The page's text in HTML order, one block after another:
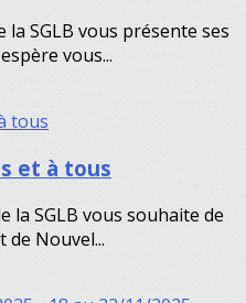
SGLB vous présente ses
vous...
et à tous
la SGLB vous souhaite de
de Nouvel...